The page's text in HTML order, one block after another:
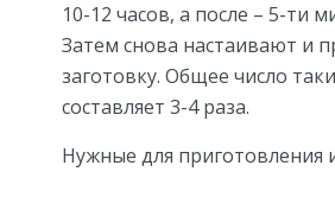
10-12 часов, а после – 5-ти
Затем снова настаивают и
заготовку. Общее число
составляет 3-4 раза.
Нужные для приготовления